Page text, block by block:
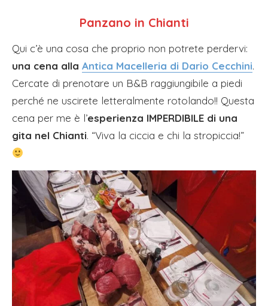
Panzano in Chianti
Qui c’è una cosa che proprio non potrete perdervi:
una cena alla Antica Macelleria di Dario Cecchini.
Cercate di prenotare un B&B raggiungibile a piedi
perché ne uscirete letteralmente rotolando!! Questa
cena per me è l’esperienza IMPERDIBILE di una
gita nel Chianti. “Viva la ciccia e chi la stropiccia!”